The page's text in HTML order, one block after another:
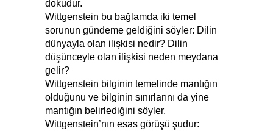
dokudur.
Wittgenstein bu bağlamda iki temel
sorunun gündeme geldiğini söyler: Dilin
dünyayla olan ilişkisi nedir? Dilin
düşünceyle olan ilişkisi neden meydana
gelir?
Wittgenstein bilginin temelinde mantığın
olduğunu ve bilginin sınırlarını da yine
mantığın belirlediğini söyler.
Wittgenstein’nın esas görüşü şudur: